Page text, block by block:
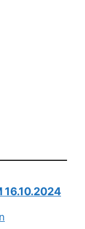
16.10.2024